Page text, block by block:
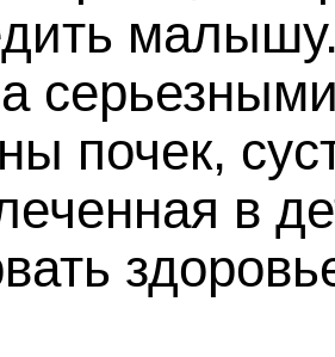
почек,
в